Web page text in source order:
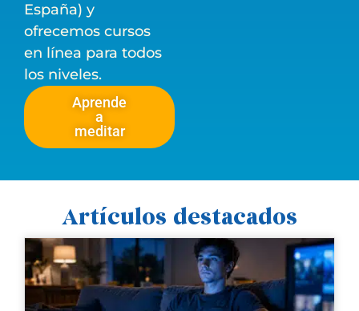
España) y
ofrecemos cursos
en línea para todos
los niveles.
Aprende
a
meditar
Artículos destacados